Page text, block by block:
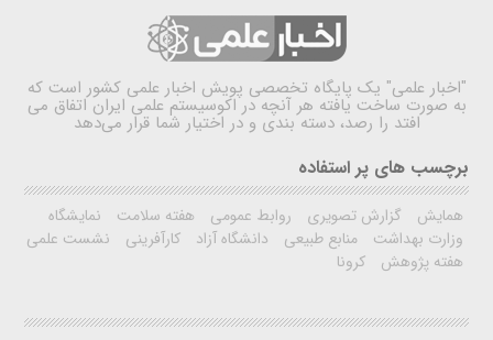
"اخبار علمی" یک پایگاه تخصصی پویش اخبار علمی کشور است که
به صورت ساخت یافته هر آنچه در اکوسیستم علمی ایران اتفاق می
افتد را رصد، دسته بندی و در اختیار شما قرار می‌دهد
برچسب های پر استفاده
همایش گزارش تصویری روابط عمومی هفته سلامت
نمایشگاه
وزارت بهداشت
منابع طبیعی دانشگاه آزاد کارآفرینی
نشست علمی
هفته پژوهش
کرونا